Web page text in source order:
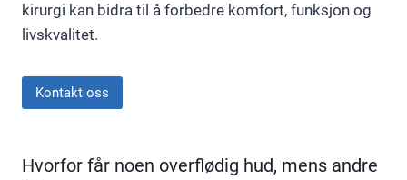
kirurgi kan bidra til å forbedre komfort, funksjon og
livskvalitet.
Kontakt oss
Hvorfor får noen overflødig hud, mens andre